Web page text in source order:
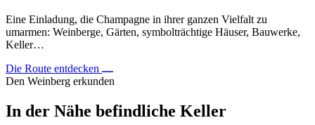
Eine Einladung, die Champagne in ihrer ganzen Vielfalt zu
umarmen: Weinberge, Gärten, symbolträchtige Häuser, Bauwerke,
Keller…
Die Route entdecken
Den Weinberg erkunden
In der Nähe befindliche Keller